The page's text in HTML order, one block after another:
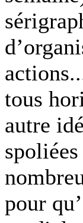
tous
autre
pour